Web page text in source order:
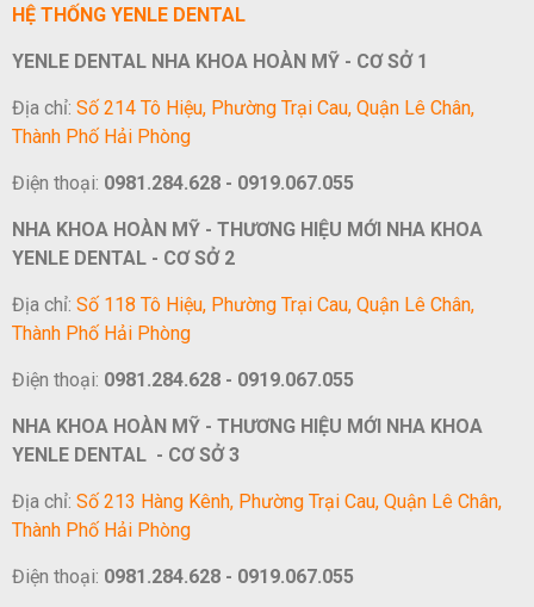
HỆ THỐNG YENLE DENTAL
YENLE DENTAL NHA KHOA HOÀN MỸ - CƠ SỞ 1
Địa chỉ: Số 214 Tô Hiệu, Phường Trại Cau, Quận Lê Chân,
Thành Phố Hải Phòng
Điện thoại: 0981.284.628 - 0919.067.055
NHA KHOA HOÀN MỸ - THƯƠNG HIỆU MỚI NHA KHOA
YENLE DENTAL - CƠ SỞ 2
Địa chỉ: Số 118 Tô Hiệu, Phường Trại Cau, Quận Lê Chân,
Thành Phố Hải Phòng
Điện thoại: 0981.284.628 - 0919.067.055
NHA KHOA HOÀN MỸ - THƯƠNG HIỆU MỚI NHA KHOA
YENLE DENTAL - CƠ SỞ 3
Địa chỉ: Số 213 Hàng Kênh, Phường Trại Cau, Quận Lê Chân,
Thành Phố Hải Phòng
Điện thoại: 0981.284.628 - 0919.067.055